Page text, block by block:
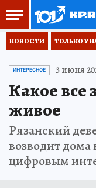
НОВОСТИ ТОЛЬКО У
ИНТЕРЕСНОЕ 3 июня
Какое все
живое
Рязанский
возводит
цифровым